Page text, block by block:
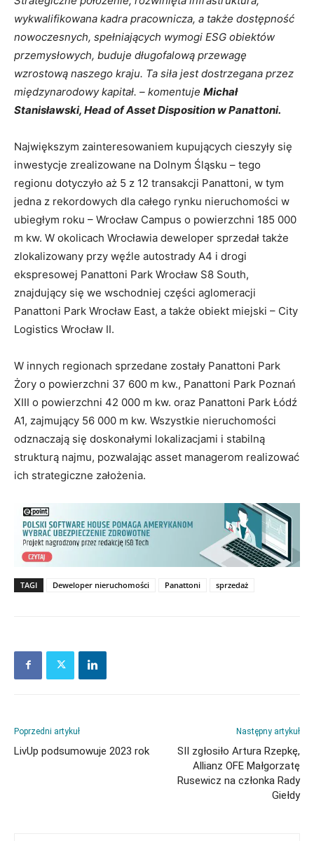
wykwalifikowana kadra pracownicza, a także dostępność
nowoczesnych, spełniających wymogi ESG obiektów
przemysłowych, buduje długofalową przewagę
wzrostową naszego kraju. Ta siła jest dostrzegana przez
międzynarodowy kapitał. – komentuje Michał
Stanisławski, Head of Asset Disposition w Panattoni.
Największym zainteresowaniem kupujących cieszyły się
inwestycje zrealizowane na Dolnym Śląsku – tego
regionu dotyczyło aż 5 z 12 transakcji Panattoni, w tym
jedna z rekordowych dla całego rynku nieruchomości w
ubiegłym roku – Wrocław Campus o powierzchni 185 000
m kw. W okolicach Wrocławia deweloper sprzedał także
zlokalizowany przy węźle autostrady A4 i drogi
ekspresowej Panattoni Park Wrocław S8 South,
znajdujący się we wschodniej części aglomeracji
Panattoni Park Wrocław East, a także obiekt miejski – City
Logistics Wrocław II.
W innych regionach sprzedane zostały Panattoni Park
Żory o powierzchni 37 600 m kw., Panattoni Park Poznań
XIII o powierzchni 42 000 m kw. oraz Panattoni Park Łódź
A1, zajmujący 56 000 m kw. Wszystkie nieruchomości
odznaczają się doskonałymi lokalizacjami i stabilną
strukturą najmu, pozwalając asset managerom realizować
ich strategiczne założenia.
TAGI Deweloper nieruchomości Panattoni sprzedaż
Poprzedni artykuł
LivUp podsumowuje 2023 rok
Następny artykuł
SII zgłosiło Artura Rzepkę,
Allianz OFE Małgorzatę
Rusewicz na członka Rady
Giełdy